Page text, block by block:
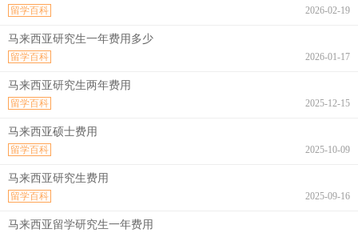
2026-02-19
留学百科
马来西亚研究生一年费用多少
2026-01-17
留学百科
马来西亚研究生两年费用
2025-12-15
留学百科
马来西亚硕士费用
2025-10-09
留学百科
马来西亚研究生费用
2025-09-16
留学百科
马来西亚留学研究生一年费用